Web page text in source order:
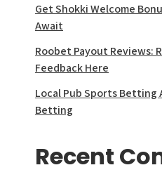
Get Shokki Welcome
Await
Roobet Payout Reviews:
Feedback Here
Local Pub Sports Betting
Betting
Recent